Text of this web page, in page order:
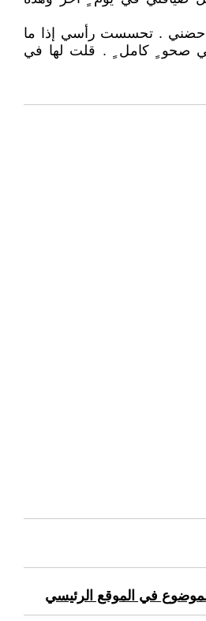
. تحسست رأسي إذا ما
في صحو ٍ كامل ٍ . قلت لها في
في الموقع الرئيسي